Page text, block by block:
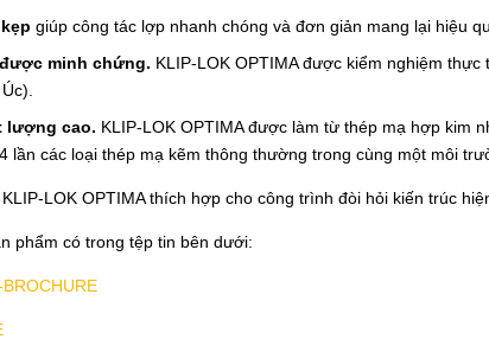
giúp công tác lợp nhanh chóng và đơn giản mang lại hiệu
minh chứng. KLIP-LOK OPTIMA được kiểm nghiệm
lượng cao. KLIP-LOK OPTIMA được làm từ thép mạ hợp kim
lần các loại thép mạ kẽm thông thường trong cùng một môi
LOK OPTIMA thích hợp cho công trình đòi hỏi kiến trúc
phẩm có trong tệp tin bên dưới: